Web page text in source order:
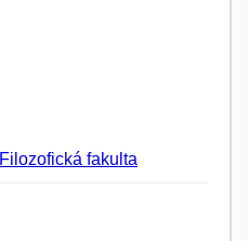
Filozofická fakulta